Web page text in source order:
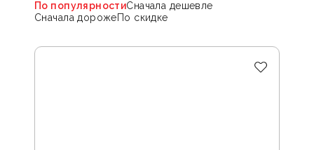
По популярностиСначала дешевле
Сначала дорожеПо скидке